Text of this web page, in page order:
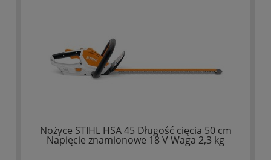
Nożyce STIHL HSA 45 Długość cięcia 50 cm
Napięcie znamionowe 18 V Waga 2,3 kg